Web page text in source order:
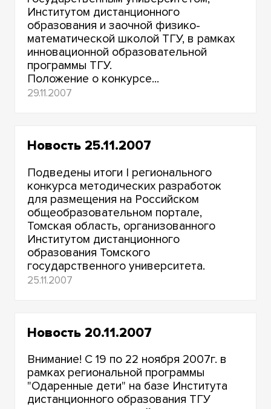
Институтом дистанционного
образования и заочной физико-
математической школой ТГУ, в рамках
инновационной образовательной
программы ТГУ.
Положение о конкурсе...
29.11.2007
Новость 25.11.2007
Подведены итоги I регионального
конкурса методических разработок
для размещения на Российском
общеобразовательном портале,
Томская область, организованного
Институтом дистанционного
образования Томского
государственного университета.
25.11.2007
Новость 20.11.2007
Внимание! С 19 по 22 ноября 2007г. в
рамках региональной программы
"Одаренные дети" на базе Института
дистанционного образования ТГУ